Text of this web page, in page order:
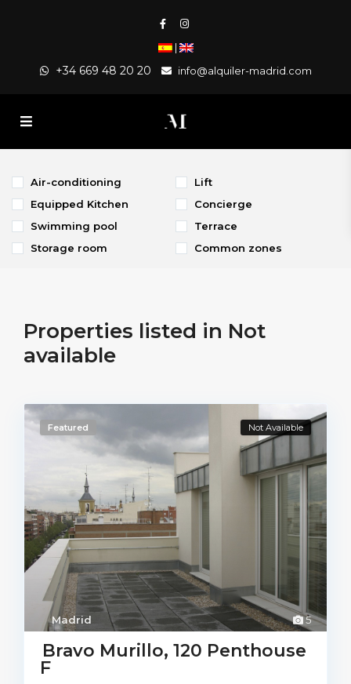
|
+34 669 48 20 20 info@alquiler-madrid.com
Air-conditioning
Lift
Equipped Kitchen
Concierge
Swimming pool
Terrace
Storage room
Common zones
Properties listed in Not
available
5
Madrid
Featured Not Available
Bravo Murillo, 120 Penthouse
F